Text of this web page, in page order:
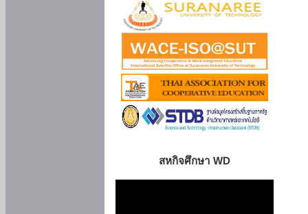
สหกิจศึกษา WD